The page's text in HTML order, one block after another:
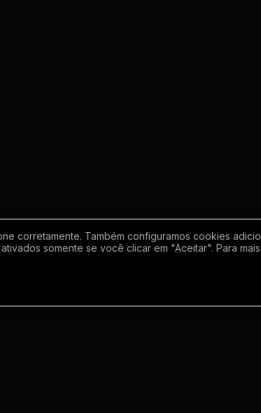
corretamente. Também configuramos cookies
somente se você clicar em "Aceitar". Para